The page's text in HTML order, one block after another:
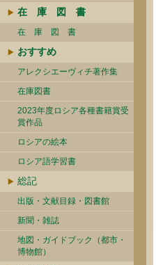
在 庫 図 書
在 庫 図 書
おすすめ
アレクシエーヴィチ著作集
在庫図書
2023年度ロシア各種書籍賞受
賞作品
ロシアの絵本
ロシア語学習書
総記
出版・文献目録・図書館
新聞・雑誌
地図・ガイドブック（都市・
博物館）